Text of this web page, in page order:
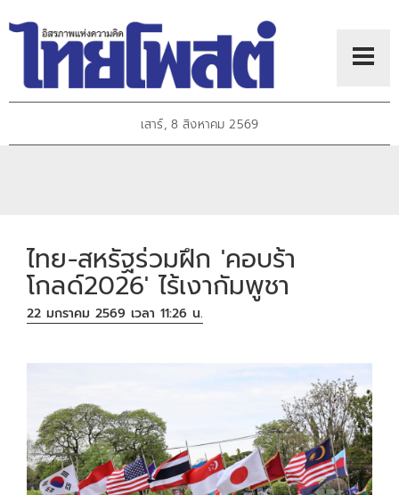
เสาร์, 8 สิงหาคม 2569
ไทย-สหรัฐร่วมฝึก 'คอบร้า
โกลด์2026' ไร้เงากัมพูชา
22 มกราคม 2569 เวลา 11:26 น.